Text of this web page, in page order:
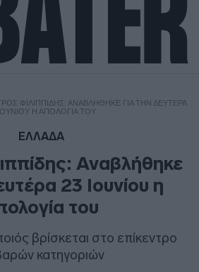
ΦΙΛΙΠΠΊΔΗΣ: ΑΝΑΒΛΉΘΗΚΕ ΓΙΑ ΤΗΝ ΔΕΥΤΈΡΑ
Η ΑΠΟΛΟΓΊΑ ΤΟΥ
ΕΛΛΑΔΑ
Αναβλήθηκε
23 Ιουνίου η
του
βρίσκεται στο επίκεντρο
κατηγοριών